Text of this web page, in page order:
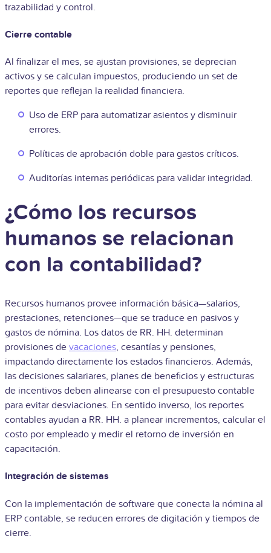
trazabilidad y control.
Cierre contable
Al finalizar el mes, se ajustan provisiones, se deprecian
activos y se calculan impuestos, produciendo un set de
reportes que reflejan la realidad financiera.
Uso de ERP para automatizar asientos y disminuir
errores.
Políticas de aprobación doble para gastos críticos.
Auditorías internas periódicas para validar integridad.
¿Cómo los recursos
humanos se relacionan
con la contabilidad?
Recursos humanos provee información básica—salarios,
prestaciones, retenciones—que se traduce en pasivos y
gastos de nómina. Los datos de RR. HH. determinan
provisiones de vacaciones, cesantías y pensiones,
impactando directamente los estados financieros. Además,
las decisiones salariares, planes de beneficios y estructuras
de incentivos deben alinearse con el presupuesto contable
para evitar desviaciones. En sentido inverso, los reportes
contables ayudan a RR. HH. a planear incrementos, calcular el
costo por empleado y medir el retorno de inversión en
capacitación.
Integración de sistemas
Con la implementación de software que conecta la nómina al
ERP contable, se reducen errores de digitación y tiempos de
cierre.